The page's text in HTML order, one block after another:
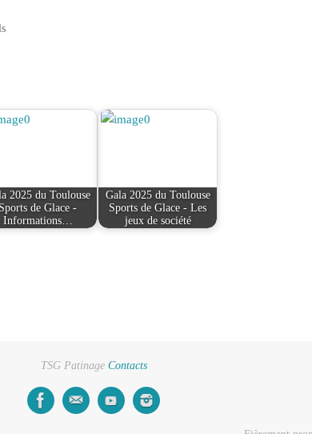
2025 du Toulouse
Sports de Glace -
Informations…
Gala 2025 du Toulouse
Sports de Glace - Les
jeux de société
TSG Patinage Contacts